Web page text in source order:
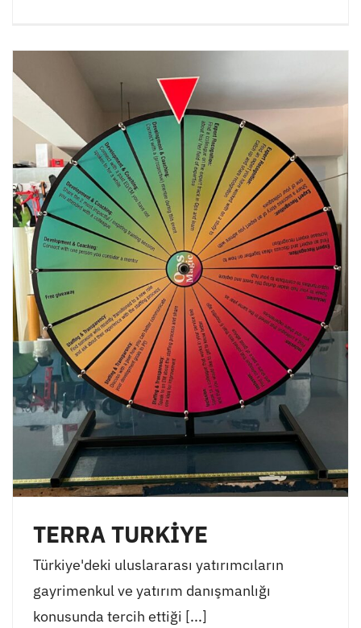
TERRA TURKİYE
Türkiye'deki uluslararası yatırımcıların
gayrimenkul ve yatırım danışmanlığı
konusunda tercih ettiği [...]